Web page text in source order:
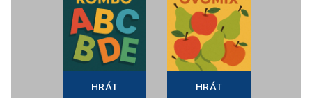
HRÁT HRÁT